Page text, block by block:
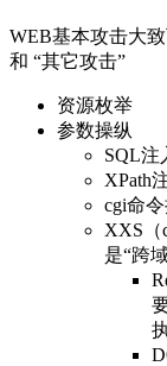
WEB基本攻击大
和 “其它攻击”
资源枚举
参数操纵
SQL注
XPath
cgi命
XXS（
是“跨